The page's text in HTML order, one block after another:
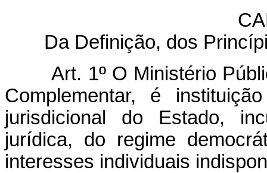
Da Definição, dos
Art. 1º O Ministério
Complementar, é
jurisdicional do Estado,
jurídica, do regime
interesses individuais